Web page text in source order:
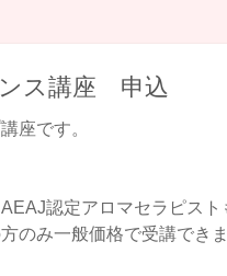
ス講座 申込
座です。
認定アロマセラピスト
のみ一般価格で受講でき